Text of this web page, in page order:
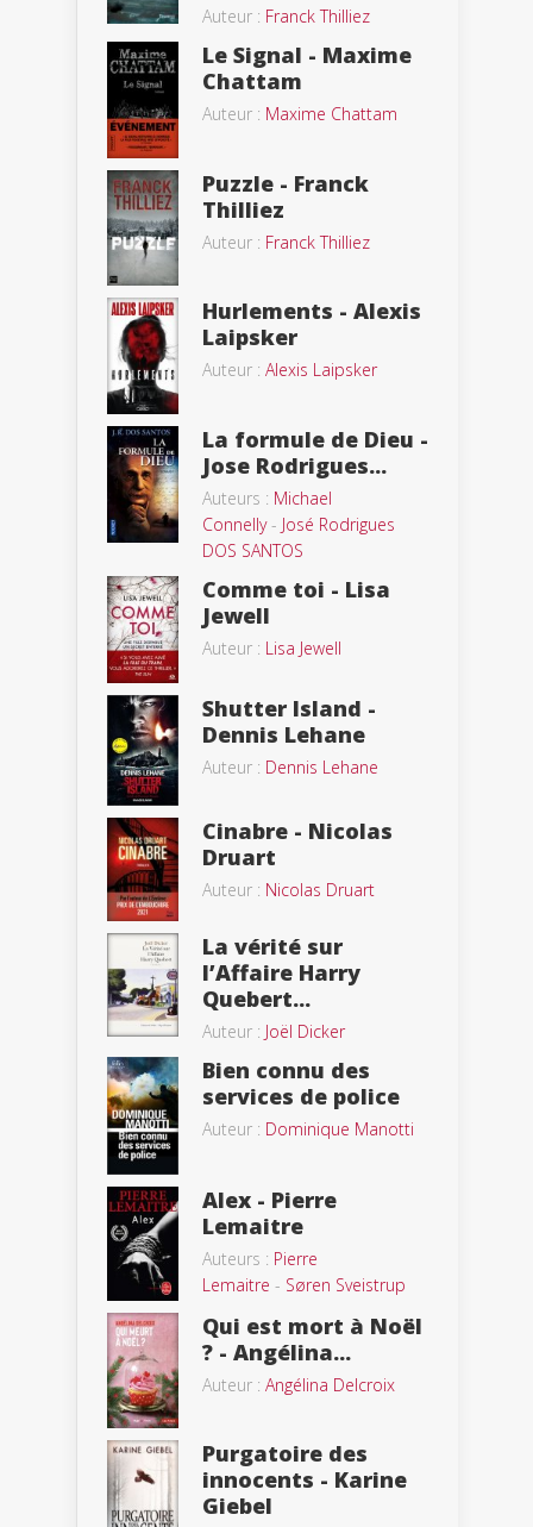
Auteur : Franck Thilliez
Le Signal - Maxime
Chattam
Auteur : Maxime Chattam
Puzzle - Franck
Thilliez
Auteur : Franck Thilliez
Hurlements - Alexis
Laipsker
Auteur : Alexis Laipsker
La formule de Dieu -
Jose Rodrigues...
Auteurs : Michael
Connelly- José Rodrigues
DOS SANTOS
Comme toi - Lisa
Jewell
Auteur : Lisa Jewell
Shutter Island -
Dennis Lehane
Auteur : Dennis Lehane
Cinabre - Nicolas
Druart
Auteur : Nicolas Druart
La vérité sur
l’Affaire Harry
Quebert...
Auteur : Joël Dicker
Bien connu des
services de police
Auteur : Dominique Manotti
Alex - Pierre
Lemaitre
Auteurs : Pierre
Lemaitre - Søren Sveistrup
Qui est mort à Noël
? - Angélina...
Auteur : Angélina Delcroix
Purgatoire des
innocents - Karine
Giebel